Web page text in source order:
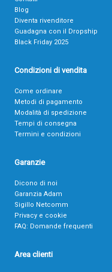
Blog
Diventa rivenditore
Guadagna con il Dropship
Black Friday 2025
Condizioni di vendita
Come ordinare
Metodi di pagamento
Modalità di spedizione
Tempi di consegna
Termini e condizioni
Garanzie
Dicono di noi
Garanzia Adam
Sigillo Netcomm
Privacy e cookie
FAQ: Domande frequenti
Area clienti